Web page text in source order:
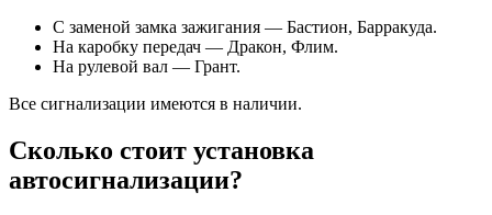
С заменой замка зажигания — Бастион, Барракуда.
На каробку передач — Дракон, Флим.
На рулевой вал — Грант.
Все сигнализации имеются в наличии.
Сколько стоит установка
автосигнализации?